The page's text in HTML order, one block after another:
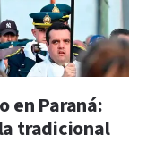
en Paraná:
tradicional